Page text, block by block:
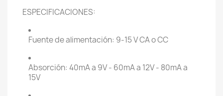
ESPECIFICACIONES:
Fuente de alimentación: 9-15 V CA o CC
Absorción: 40mA a 9V - 60mA a 12V - 80mA a
15V